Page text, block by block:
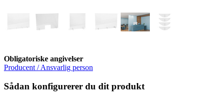
Obligatoriske angivelser
Producent / Ansvarlig person
Sådan konfigurerer du dit produkt